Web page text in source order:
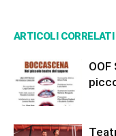
ARTICOLI CORRELATI